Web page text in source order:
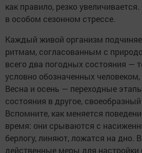
как правило, резко
в особом сезонном стрессе.
Каждый живой организм
ритмам, согласованным с
всего два погодных состояния —
условно обозначенных человеком,
Весна и осень — переходные
состояния в другое,
Вспомните, как меняется
время: они срываются с
берлогу, линяют, ложатся на
действенные меры для настройки